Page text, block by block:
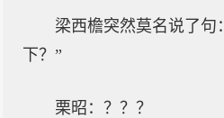
梁西檐突然莫名说了句
下？”
栗昭：？？？